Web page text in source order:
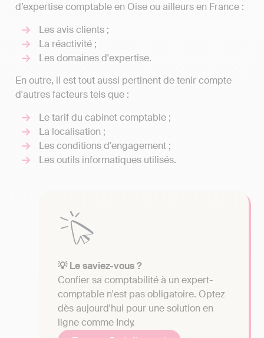
d’expertise comptable en Oise ou ailleurs en France :
Les avis clients ;
La réactivité ;
Les domaines d'expertise.
En outre, il est tout aussi pertinent de tenir compte
d'autres facteurs tels que :
Le tarif du cabinet comptable ;
La localisation ;
Les conditions d'engagement ;
Les outils informatiques utilisés.
💡 Le saviez-vous ?
Confier sa comptabilité à un expert-
comptable n'est pas obligatoire. Optez
dès aujourd'hui pour une solution en
ligne comme Indy.